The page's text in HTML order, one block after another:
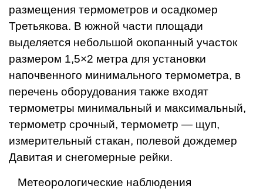
размещения термо­метров и осадкомер
Третьякова. В южной части площади
выделяет­ся небольшой окопанный участок
размером 1,5×2 метра для установки
напочвенного минимального термометра, в
перечень оборудования также вхо­дят
термометры мини­мальный и максималь­ный,
термометр срочный, термометр — щуп,
измерительный стакан, поле­вой дождемер
Давитая и снегомерные рейки.
Метеорологические наблюдения